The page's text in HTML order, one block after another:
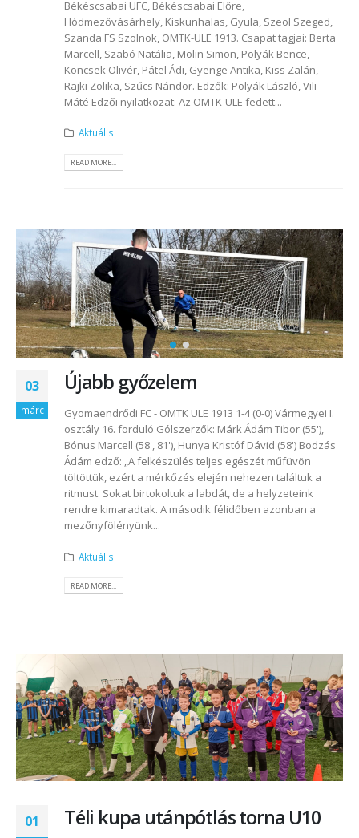
Békéscsabai UFC, Békéscsabai Előre,
Hódmezővásárhely, Kiskunhalas, Gyula, Szeol Szeged,
Szanda FS Szolnok, OMTK-ULE 1913. Csapat tagjai: Berta
Marcell, Szabó Natália, Molin Simon, Polyák Bence,
Koncsek Olivér, Pátel Ádi, Gyenge Antika, Kiss Zalán,
Rajki Zolika, Szűcs Nándor. Edzők: Polyák László, Vili
Máté Edzői nyilatkozat: Az OMTK-ULE fedett...
Aktuális
READ MORE...
03
márc
Újabb győzelem
Gyomaendrődi FC - OMTK ULE 1913 1-4 (0-0) Vármegyei I.
osztály 16. forduló Gólszerzők: Márk Ádám Tibor (55'),
Bónus Marcell (58', 81'), Hunya Kristóf Dávid (58') Bodzás
Ádám edző: „A felkészülés teljes egészét műfüvön
töltöttük, ezért a mérkőzés elején nehezen találtuk a
ritmust. Sokat birtokoltuk a labdát, de a helyzeteink
rendre kimaradtak. A második félidőben azonban a
mezőnyfölényünk...
Aktuális
READ MORE...
01 Téli kupa utánpótlás torna U10